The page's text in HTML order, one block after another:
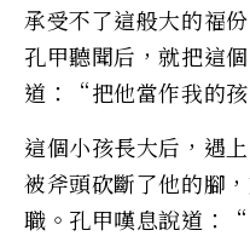
承受不了這般大的福
孔甲聽聞后，就把這
道：“把他當作我的
這個小孩長大后，遇
被斧頭砍斷了他的腳
職。孔甲嘆息說道：